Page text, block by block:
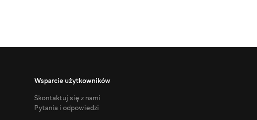
Wsparcie użytkowników
Skontaktuj się z nami
Pytania i odpowiedzi